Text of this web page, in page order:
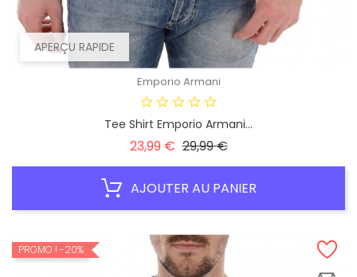
APERÇU RAPIDE
Emporio Armani
Tee Shirt Emporio Armani...
23,99 € Prix
29,99 €Prix
AJOUTER AU PANIER
PROMO ! -20%